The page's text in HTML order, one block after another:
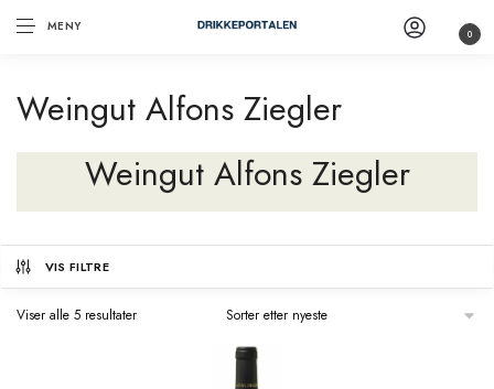
MENY 0
Weingut Alfons Ziegler
Weingut Alfons Ziegler
VIS FILTRE
Viser alle 5 resultater